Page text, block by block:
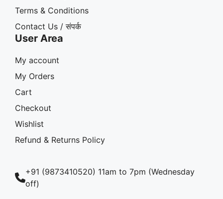
Terms & Conditions
Contact Us / संपर्क
User Area
My account
My Orders
Cart
Checkout
Wishlist
Refund & Returns Policy
+91 (9873410520) 11am to 7pm (Wednesday
off)